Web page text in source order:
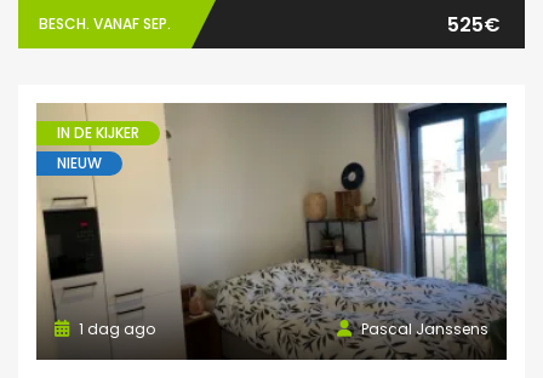
BESCH. VANAF SEP. 525€
IN DE KIJKER
NIEUW
Pascal Janssens
1 dag ago